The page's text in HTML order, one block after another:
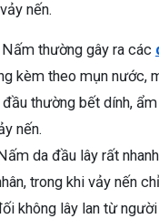
nến.
Nấm thường gây ra các
kèm theo mụn nước,
thường bết dính,
nến.
Nấm da đầu lây rất
trong khi vảy nến
không lây lan từ